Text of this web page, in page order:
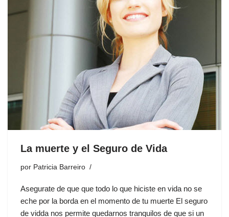
La muerte y el Seguro de Vida
por Patricia Barreiro
Asegurate de que que todo lo que hiciste en vida no se
eche por la borda en el momento de tu muerte El seguro
de vidda nos permite quedarnos tranquilos de que si un